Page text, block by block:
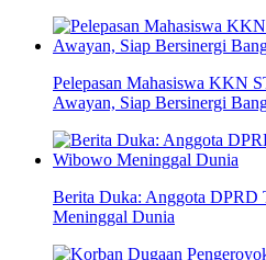
Pelepasan Mahasiswa KKN
Awayan, Siap Bersinergi
Berita Duka: Anggota DPRD
Meninggal Dunia